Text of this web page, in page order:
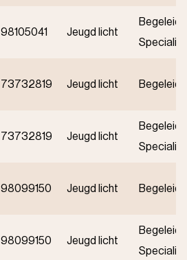
98105041 Jeugd licht
73732819 Jeugd licht
73732819 Jeugd licht
98099150 Jeugd licht
98099150 Jeugd licht